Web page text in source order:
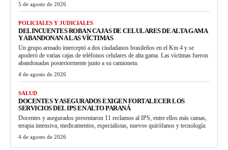
5 de agosto de 2026
POLICIALES Y JUDICIALES
DELINCUENTES ROBAN CAJAS DE CELULARES DE ALTA GAMA
Y ABANDONAN A LAS VÍCTIMAS
Un grupo armado interceptó a dos ciudadanos brasileños en el Km 4 y se
apoderó de varias cajas de teléfonos celulares de alta gama. Las víctimas fueron
abandonadas posteriormente junto a su camioneta.
4 de agosto de 2026
SALUD
DOCENTES Y ASEGURADOS EXIGEN FORTALECER LOS
SERVICIOS DEL IPS EN ALTO PARANÁ
Docentes y asegurados presentaron 11 reclamos al IPS, entre ellos más camas,
terapia intensiva, medicamentos, especialistas, nuevos quirófanos y tecnología.
4 de agosto de 2026